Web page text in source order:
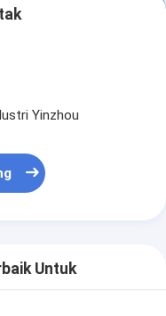
Yinzhou
Untuk